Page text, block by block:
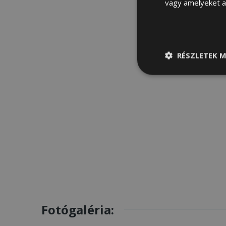
Fotógaléria:
vagy amelyeket
RÉSZLETEK